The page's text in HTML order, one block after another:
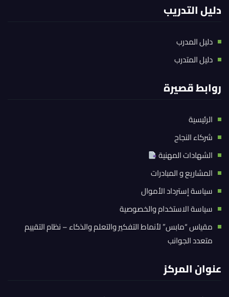
دليل التدريب
دليل المدرب
دليل المتدرب
روابط قصيرة
الرئيسية
شركاء النجاح
الشهادات المهنية
المشاريع و المبادرات
سياسة إسترداد الأموال
سياسة الاستخدام والخصوصية
مقياس “مابس” لأنماط التفكير والتعلم والذكاء – نظام التقييم
متعدد الجوانب
عنوان المركز